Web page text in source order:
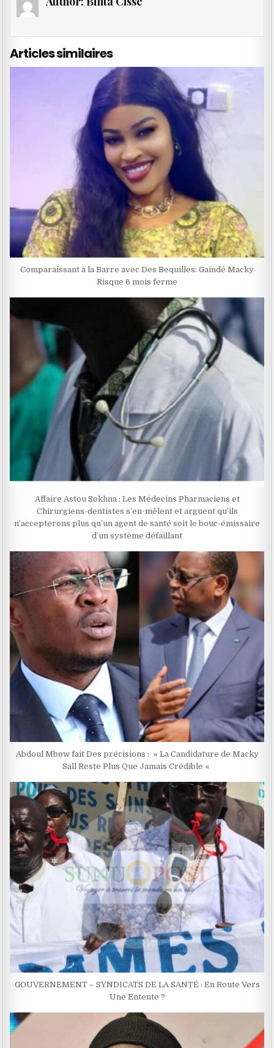
Articles similaires
Comparaissant à la Barre avec Des Bequilles: Gaindé Macky
Risque 6 mois ferme
Affaire Astou Sokhna : Les Médecins Pharmaciens et
Chirurgiens-dentistes s’en-mêlent et arguent qu’ils
n’accepterons plus qu’un agent de santé soit le bouc-émissaire
d’un système défaillant
Abdoul Mbow fait Des précisions : » La Candidature de Macky
Sall Reste Plus Que Jamais Crédible «
GOUVERNEMENT – SYNDICATS DE LA SANTÉ : En Route Vers
Une Entente ?